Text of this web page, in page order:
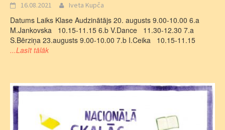
16.08.2021 Iveta Kupča
Datums Laiks Klase Audzinātājs 20. augusts 9.00-10.00 6.a
M.Jankovska 10.15-11.15 6.b V.Dance 11.30-12.30 7.a
S.Bērziņa 23.augusts 9.00-10.00 7.b I.Ceika 10.15-11.15
...Lasīt tālāk